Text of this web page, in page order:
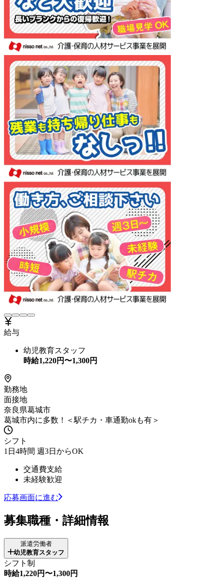
給与
幼児教育スタッフ
時給1,220円〜1,300円
勤務地
面接地
奈良県葛城市
葛城市内に多数！＜駅チカ・車通勤okも有＞
シフト
1日4時間 週3日からOK
交通費支給
未経験歓迎
応募画面に進む
募集職種・詳細情報
派遣労働者
幼児教育スタッフ
シフト制
時給1,220円〜1,300円